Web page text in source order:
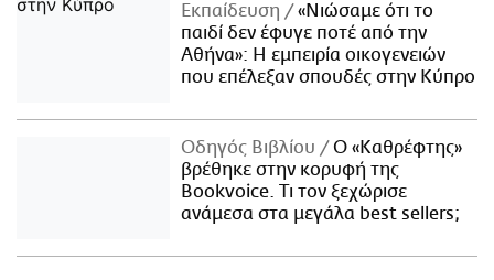
Εκπαίδευση
«Νιώσαμε ότι το
παιδί δεν έφυγε ποτέ από την
Αθήνα»: Η εμπειρία οικογενειών
που επέλεξαν σπουδές στην Κύπρο
Οδηγός Βιβλίου
Ο «Καθρέφτης»
βρέθηκε στην κορυφή της
Bookvoice. Τι τον ξεχώρισε
ανάμεσα στα μεγάλα best sellers;